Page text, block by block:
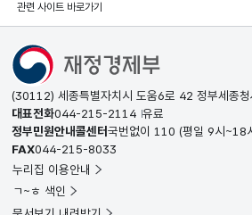
관련 사이트 바로가기
(30112) 세종특별자치시 도움6로 42 정부세종청
대표전화044-215-2114 유료
정부민원안내콜센터국번없이 110 (평일 9시~18
FAX044-215-8033
누리집 이용안내
ㄱ~ㅎ 색인